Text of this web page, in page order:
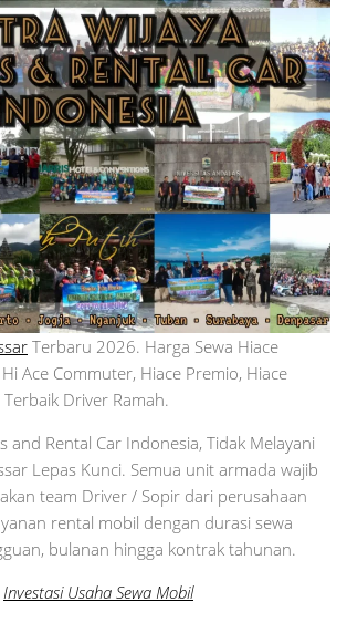
Terbaru 2026. Harga Sewa Hiace
Ace Commuter, Hiace Premio, Hiace
Driver Ramah.
and Rental Car Indonesia, Tidak Melayani
Lepas Kunci. Semua unit armada wajib
team Driver / Sopir dari perusahaan
rental mobil dengan durasi sewa
bulanan hingga kontrak tahunan.
Investasi Usaha Sewa Mobil